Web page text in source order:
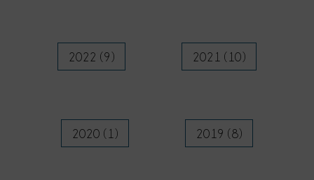
2022 (9) 2021 (10)
2020 (1) 2019 (8)